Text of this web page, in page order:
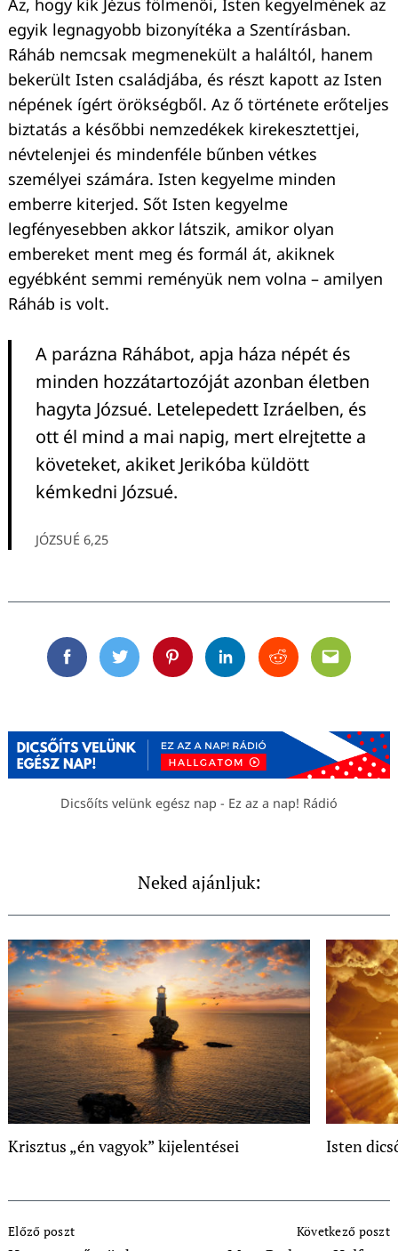
egyik legnagyobb bizonyítéka a Szentírásban.
Ráháb nemcsak megmenekült a haláltól, hanem
bekerült Isten családjába, és részt kapott az Isten
népének ígért örökségből. Az ő története erőteljes
biztatás a későbbi nemzedékek kirekesztettjei,
névtelenjei és mindenféle bűnben vétkes
személyei számára. Isten kegyelme minden
emberre kiterjed. Sőt Isten kegyelme
legfényesebben akkor látszik, amikor olyan
embereket ment meg és formál át, akiknek
egyébként semmi reményük nem volna – amilyen
Ráháb is volt.
A parázna Ráhábot, apja háza népét és
minden hozzátartozóját azonban életben
hagyta Józsué. Letelepedett Izráelben, és
ott él mind a mai napig, mert elrejtette a
követeket, akiket Jerikóba küldött
kémkedni Józsué.
JÓZSUÉ 6,25
FacebookTwitterPinterestLinkedinRedditEmail
Dicsőíts velünk egész nap - Ez az a nap! Rádió
Neked ajánljuk:
Krisztus „én vagyok” kijelentései Isten
Navigation
Előző poszt Következő poszt